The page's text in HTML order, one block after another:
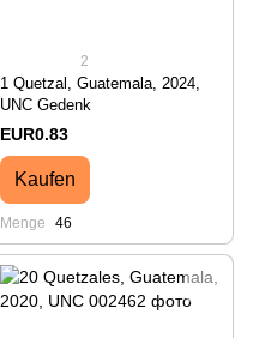
2
1 Quetzal, Guatemala, 2024,
UNC Gedenk
EUR0.83
Kaufen
Menge 46